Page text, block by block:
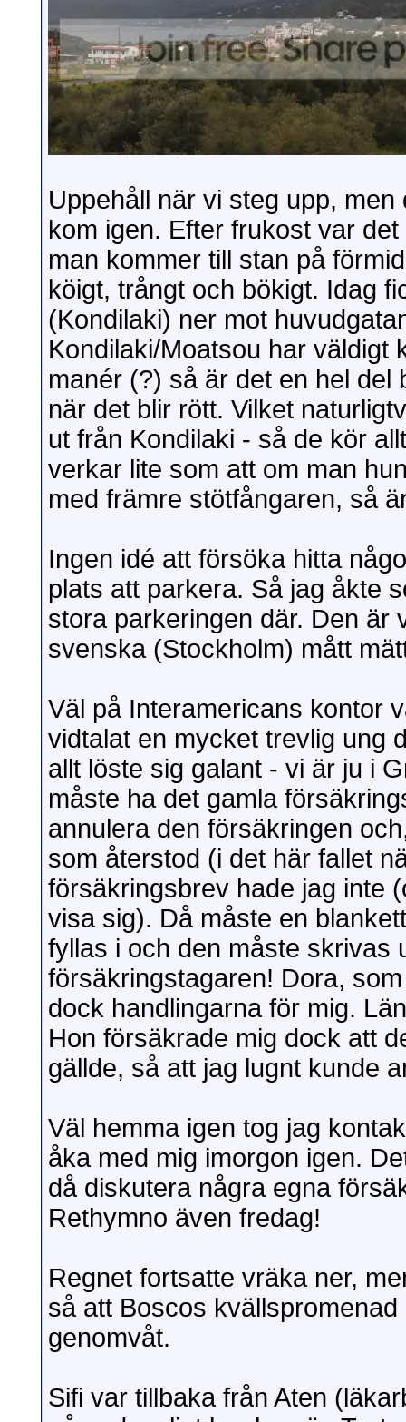
Uppehåll när vi steg upp,
kom igen. Efter frukost var
man kommer till stan på
köigt, trångt och bökigt. Idag
(Kondilaki) ner mot
Kondilaki/Moatsou har väldigt
manér (?) så är det en hel del
när det blir rött. Vilket
ut från Kondilaki - så de kör
verkar lite som att om man
med främre stötfångaren, så
Ingen idé att försöka hitta
plats att parkera. Så jag åkte
stora parkeringen där. Den är
svenska (Stockholm) mått
Väl på Interamericans kontor
vidtalat en mycket trevlig ung
allt löste sig galant - vi är ju i
måste ha det gamla
annulera den försäkringen
som återstod (i det här fallet
försäkringsbrev hade jag inte
visa sig). Då måste en
fyllas i och den måste skrivas
försäkringstagaren! Dora,
dock handlingarna för mig.
Hon försäkrade mig dock att
gällde, så att jag lugnt kunde
Väl hemma igen tog jag
åka med mig imorgon igen.
då diskutera några egna
Rethymno även fredag!
Regnet fortsatte vräka ner,
så att Boscos
genomvåt.
Sifi var tillbaka från Aten